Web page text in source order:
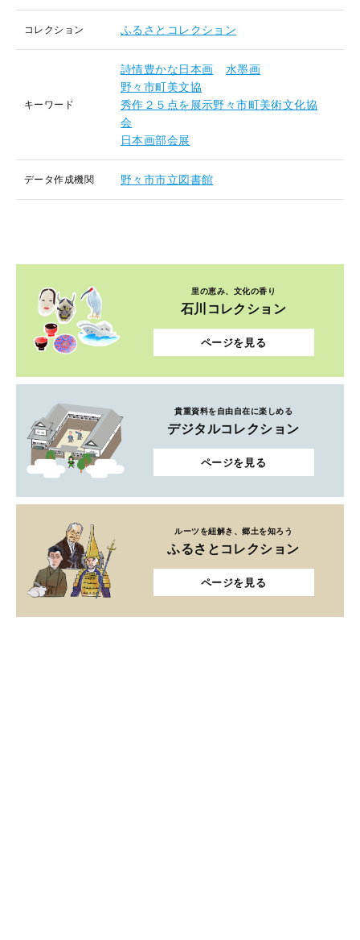
コレクション ふるさとコレクション
キーワード
詩情豊かな日本画
水墨画
野々市町美文協
秀作２５点を展示野々市町美術文化協
会
日本画部会展
データ作成機関 野々市市立図書館
里の恵み、文化の香り
石川コレクション
ページを見る
貴重資料を自由自在に楽しめる
デジタルコレクション
ページを見る
ルーツを紐解き、郷土を知ろう
ふるさとコレクション
ページを見る